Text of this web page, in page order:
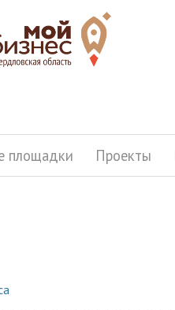
площадки Проекты